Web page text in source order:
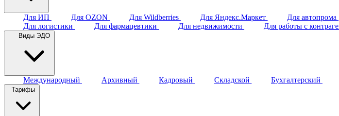
Для ИП Для OZON Для Wildberries Для Яндекс.Маркет Для автопрома
Для логистики
Для фармацевтики Для недвижимости Для работы с
Виды ЭДО
Международный Архивный Кадровый Складской Бухгалтерский
Тарифы